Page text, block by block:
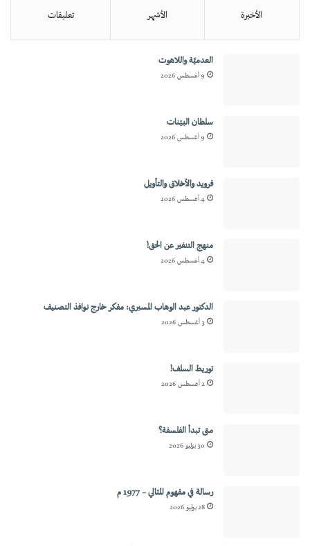
الأخيرة الأشهر تعليقات
العدميَّة واللاهوت
9 أغسطس 2026
سلطان البيّنات
9 أغسطس 2026
فرويد والأخلاق والتأويل
4 أغسطس 2026
منهج التنفير عن الحق!
4 أغسطس 2026
الدكتور عبد الوهاب المسيري: مفكر خارج نوافذ التصنيف
3 أغسطس 2026
توريط السلف!
2 أغسطس 2026
متى تبدأ الفلسفة؟
30 يوليو 2026
رسالة في مفهوم المثالي – 1977 م
28 يوليو 2026